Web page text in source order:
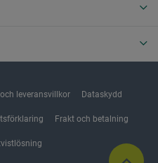
leveransvillkor Dataskydd
Frakt och betalning